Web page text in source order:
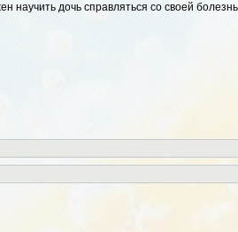
научить дочь справляться со своей